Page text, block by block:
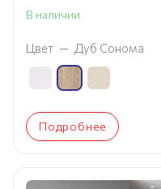
В наличии
Цвет — Дуб Сонома
Подробнее